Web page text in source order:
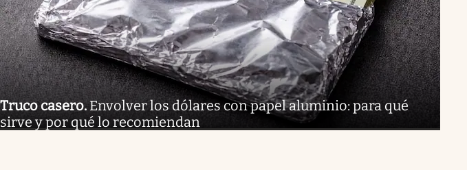
Truco casero.Envolver los dólares con papel aluminio: para qué
sirve y por qué lo recomiendan